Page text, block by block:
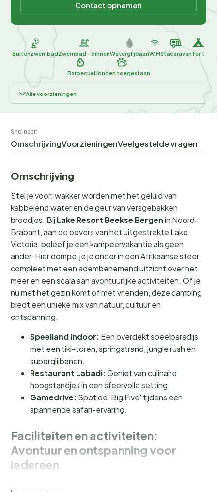
Contact opnemen
BuitenzwembadZwembad - binnenWaterglijbaanWIFIStacaravanTent
BarbecueHonden toegestaan
Alle voorzieningen
Snel naar:
OmschrijvingVoorzieningenVeelgestelde vragen
Omschrijving
Stel je voor: wakker worden met het geluid van
kabbelend water en de geur van versgebakken
broodjes. Bij Lake Resort Beekse Bergenin Noord-
Brabant, aan de oevers van het uitgestrekte Lake
Victoria, beleef je een kampeervakantie als geen
ander. Hier dompel je je onder in een Afrikaanse sfeer,
compleet met een adembenemend uitzicht over het
meer en een scala aan avontuurlijke activiteiten. Of je
nu met het gezin komt of met vrienden, deze camping
biedt een unieke mix van natuur, cultuur en
ontspanning.
Speelland Indoor: Een overdekt speelparadijs
met een tiki-toren, springstrand, jungle rush en
superglijbanen.
Restaurant Labadi:Geniet van culinaire
hoogstandjes in een sfeervolle setting.
Gamedrive: Spot de 'Big Five' tijdens een
spannende safari-ervaring.
Faciliteiten en activiteiten:
Avontuur en ontspanning voor
iedereen